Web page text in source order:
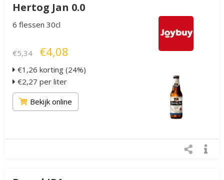
Hertog Jan 0.0
6 flessen 30cl
€5,34 €4,08
€1,26 korting (24%)
€2,27 per liter
Bekijk online